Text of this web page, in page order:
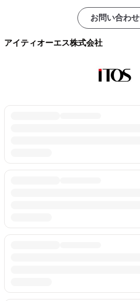
お問い合わせ
アイティオーエス株式会社